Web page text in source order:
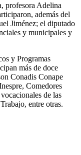
profesora Adelina
además del
Jiménez; el diputado
y municipales y
y Programas
más de doce
Conadis Conape
Comedores
de las
entre otras.